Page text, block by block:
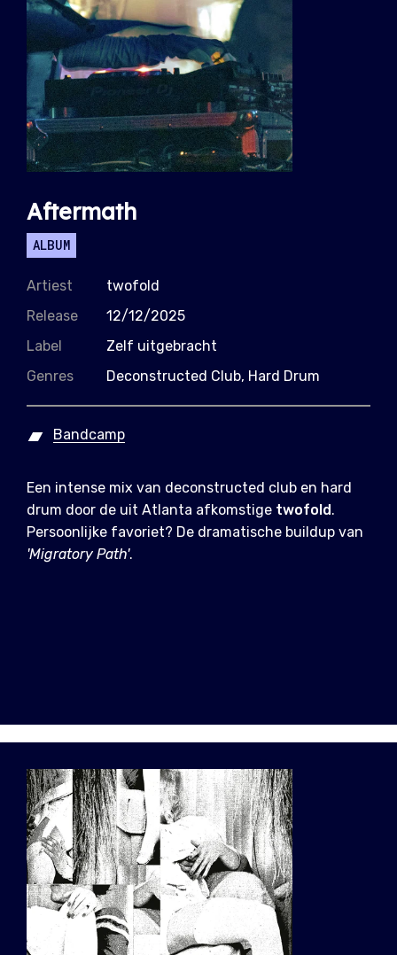
Aftermath
ALBUM
Artiest
twofold
Release
12/12/2025
Label
Zelf uitgebracht
Genres
Deconstructed Club, Hard Drum
Bandcamp
Een intense mix van deconstructed club en hard
drum door de uit Atlanta afkomstige twofold .
Persoonlijke favoriet? De dramatische buildup van
'Migratory Path'.